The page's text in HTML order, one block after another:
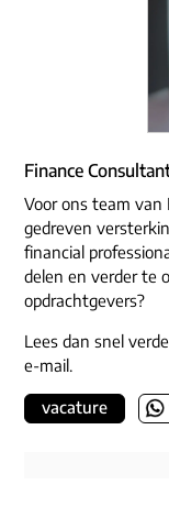
Finance
Voor ons team van
gedreven
financial
delen en verder te
opdrachtgevers?
Lees dan snel
e-mail.
vacature